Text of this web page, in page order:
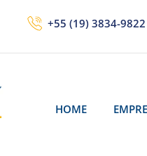
+55 (19) 3834-9822
HOME